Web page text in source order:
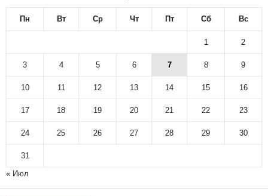
Пн Вт Ср Чт Пт Сб Вс
1 2
3 4 5 6 7 8 9
10 11 12 13 14 15 16
17 18 19 20 21 22 23
24 25 26 27 28 29 30
31
« Июл